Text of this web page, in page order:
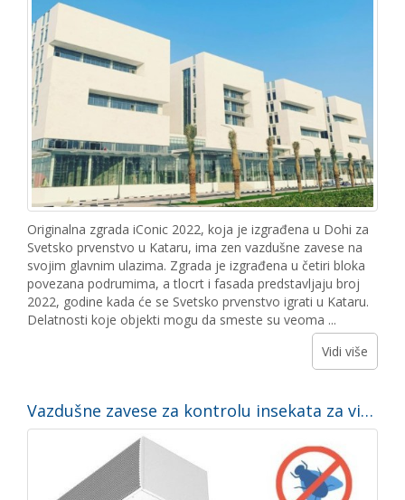
Originalna zgrada iConic 2022, koja je izgrađena u Dohi za
Svetsko prvenstvo u Kataru, ima zen vazdušne zavese na
svojim glavnim ulazima. Zgrada je izgrađena u četiri bloka
povezana podrumima, a tlocrt i fasada predstavljaju broj
2022, godine kada će se Svetsko prvenstvo igrati u Kataru.
Delatnosti koje objekti mogu da smeste su veoma ...
Vidi više
Vazdušne zavese za kontrolu insekata za višestruke primene